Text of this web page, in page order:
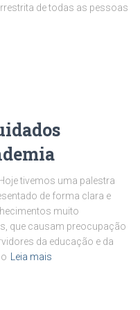
de todas as pessoas
tivemos uma palestra
de forma clara e
muito
que causam preocupação
da educação e da
Leia mais